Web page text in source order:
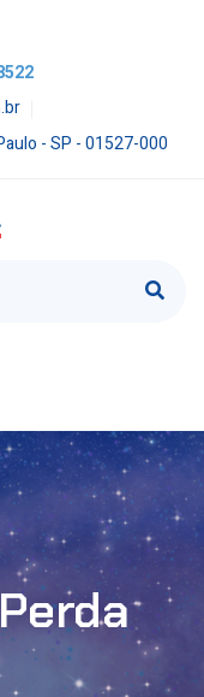
- SP - 01527-000